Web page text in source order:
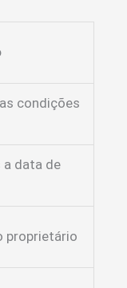
condições
data de
proprietário